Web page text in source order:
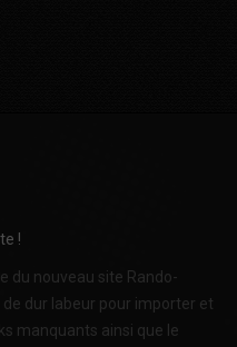
!
du nouveau site Rando-
dur labeur pour importer et
manquants ainsi que le